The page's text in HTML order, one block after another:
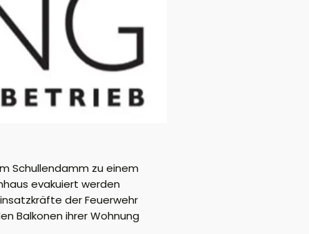
Schullendamm zu einem
evakuiert werden
der Feuerwehr
Balkonen ihrer Wohnung